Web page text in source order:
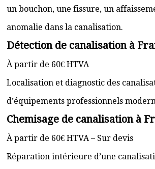
un bouchon, une fissure, un
anomalie dans la canalisation.
Détection de canalisation à
À partir de 60€ HTVA
Localisation et diagnostic des
d’équipements professionnels
Chemisage de canalisation à
À partir de 60€ HTVA – Sur devis
Réparation intérieure d’une